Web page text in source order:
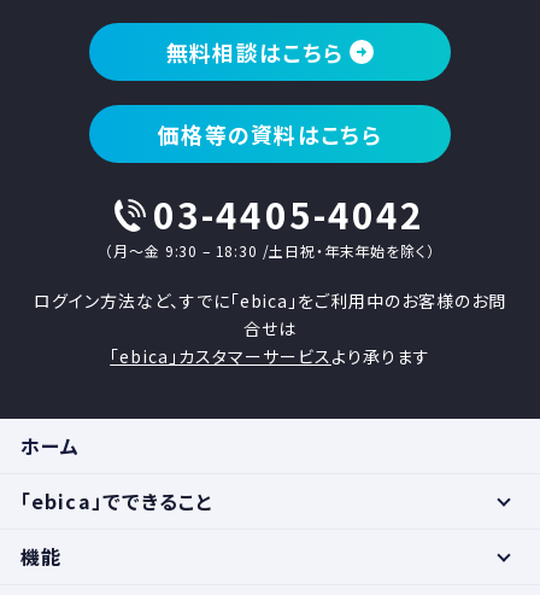
無料相談はこちら
価格等の資料はこちら
03-4405-4042
（月〜金 9:30 – 18:30 /土日祝・年末年始を除く）
ログイン方法など、すでに「ebica」をご利用中のお客様のお問
合せは
「ebica」カスタマーサービス より承ります
ホーム
「ebica」でできること
機能